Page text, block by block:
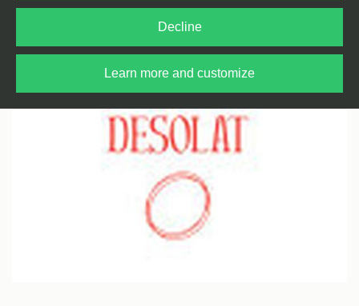
Decline
Learn more and customize